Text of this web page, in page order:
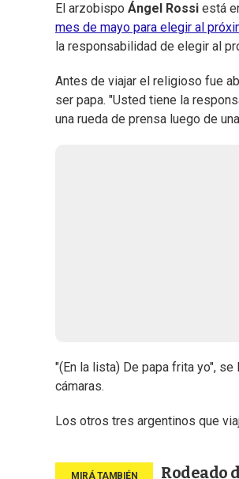
El arzobispo Ángel Rossi está
mes de mayo para elegir al
la responsabilidad de elegir al
Antes de viajar el religioso fue
ser papa. "Usted tiene la
una rueda de prensa luego de
"(En la lista) De papa frita yo",
cámaras.
Los otros tres argentinos que
Rodeado